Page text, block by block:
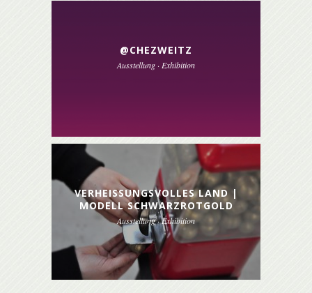
@CHEZWEITZ
Ausstellung · Exhibition
VERHEISSUNGSVOLLES LAND | M
ODELL SCHWARZROTGOLD
Ausstellung · Exhibition